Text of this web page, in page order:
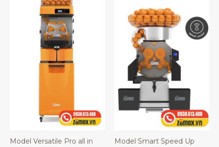
Model Versatile Pro all in
Model Smart Speed Up